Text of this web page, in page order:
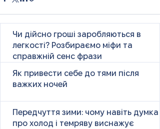
Чи дійсно гроші заробляються в
легкості? Розбираємо міфи та
справжній сенс фрази
Як привести себе до тями після
важких ночей
Передчуття зими: чому навіть думка
про холод і темряву виснажує